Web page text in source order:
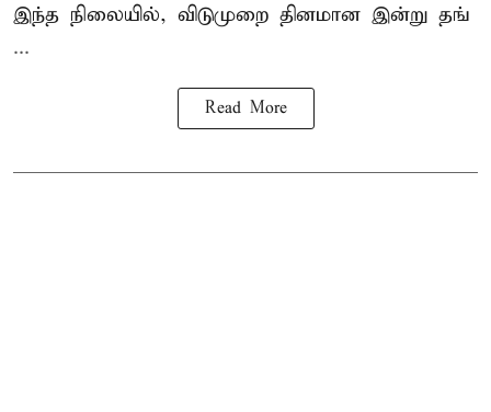
இந்த நிலையில், விடுமுறை தினமான இன்று தங்
...
Read More